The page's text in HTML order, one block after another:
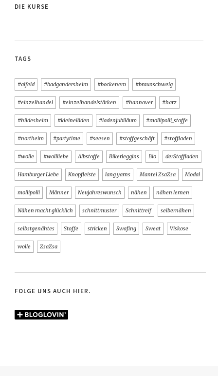
DIE KURSE
TAGS
#alfeld #badgandersheim #bockenem #braunschweig
#einzelhandel #einzelhandelstärken #hannover #harz
#hildesheim #kleineläden #ladenjubiläum #mollipolli_stoffe
#northeim #partytime #seesen #stoffgeschäft #stoffladen
#wolle #wollliebe Albstoffe Bikerleggins Bio derStoffladen
Hamburger Liebe Knopfleiste lang yarns Mantel ZsaZsa Modal
mollipolli Männer Neujahreswunsch nähen nähen lernen
Nähen macht glücklich schnittmuster Schnittreif selbernähen
selbstgenähtes Stoffe stricken Swafing Sweat Viskose
wolle ZsaZsa
FOLGE UNS AUCH HIER.